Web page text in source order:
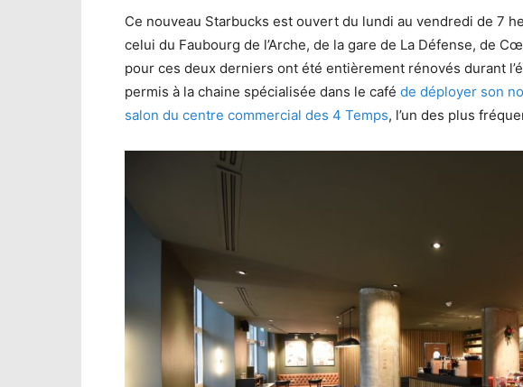
Ce nouveau Starbucks est ouvert du lundi au vendredi de 7
celui du Faubourg de l’Arche, de la gare de La Défense, de
pour ces deux derniers ont été entièrement rénovés durant
permis à la chaine spécialisée dans le café de déployer son
salon du centre commercial des 4 Temps, l’un des plus